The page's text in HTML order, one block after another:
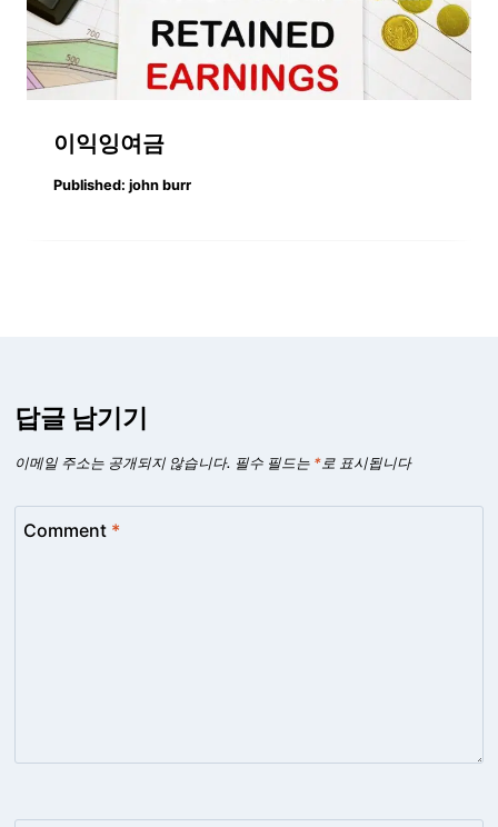
이익잉여금
Published: john burr
답글 남기기
이메일 주소는 공개되지 않습니다. 필수 필드는 *로 표시됩니다
Comment *